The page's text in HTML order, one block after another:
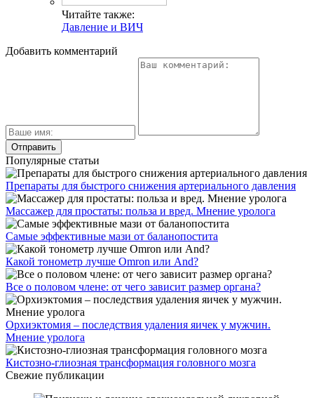
Читайте также:
Давление и ВИЧ
Добавить комментарий
Популярные статьи
Препараты для быстрого снижения артериального давления
Массажер для простаты: польза и вред. Мнение уролога
Самые эффективные мази от баланопостита
Какой тонометр лучше Omron или And?
Все о половом члене: от чего зависит размер органа?
Орхиэктомия – последствия удаления яичек у мужчин.
Мнение уролога
Кистозно-глиозная трансформация головного мозга
Свежие публикации